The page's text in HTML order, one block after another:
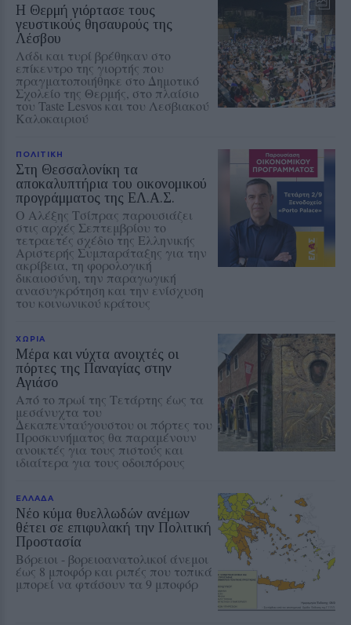
Η Θερμή γιόρτασε τους
γευστικούς θησαυρούς της
Λέσβου
Λάδι και τυρί βρέθηκαν στο
επίκεντρο της γιορτής που
πραγματοποιήθηκε στο Δημοτικό
Σχολείο της Θερμής, στο πλαίσιο
του Taste Lesvos και του Λεσβιακού
Καλοκαιριού
ΠΟΛΙΤΙΚΗ
Στη Θεσσαλονίκη τα
αποκαλυπτήρια του οικονομικού
προγράμματος της ΕΛ.Α.Σ.
Ο Αλέξης Τσίπρας παρουσιάζει
στις αρχές Σεπτεμβρίου το
τετραετές σχέδιο της Ελληνικής
Αριστερής Συμπαράταξης για την
ακρίβεια, τη φορολογική
δικαιοσύνη, την παραγωγική
ανασυγκρότηση και την ενίσχυση
του κοινωνικού κράτους
ΧΩΡΙΑ
Μέρα και νύχτα ανοιχτές οι
πόρτες της Παναγίας στην
Αγιάσο
Από το πρωί της Τετάρτης έως τα
μεσάνυχτα του
Δεκαπενταύγουστου οι πόρτες του
Προσκυνήματος θα παραμένουν
ανοικτές για τους πιστούς και
ιδιαίτερα για τους οδοιπόρους
ΕΛΛΑΔΑ
Νέο κύμα θυελλωδών ανέμων
θέτει σε επιφυλακή την Πολιτική
Προστασία
Βόρειοι - βορειοανατολικοί άνεμοι
έως 8 μποφόρ και ριπές που τοπικά
μπορεί να φτάσουν τα 9 μποφόρ